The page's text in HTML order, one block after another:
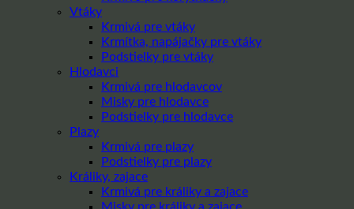
Vtáky
Krmivá pre vtáky
Krmítka, napájačky pre vtáky
Podstielky pre vtáky
Hlodavci
Krmivá pre hlodavcov
Misky pre hlodavce
Podstielky pre hlodavce
Plazy
Krmivá pre plazy
Podstielky pre plazy
Králiky, zajace
Krmivá pre králiky a zajace